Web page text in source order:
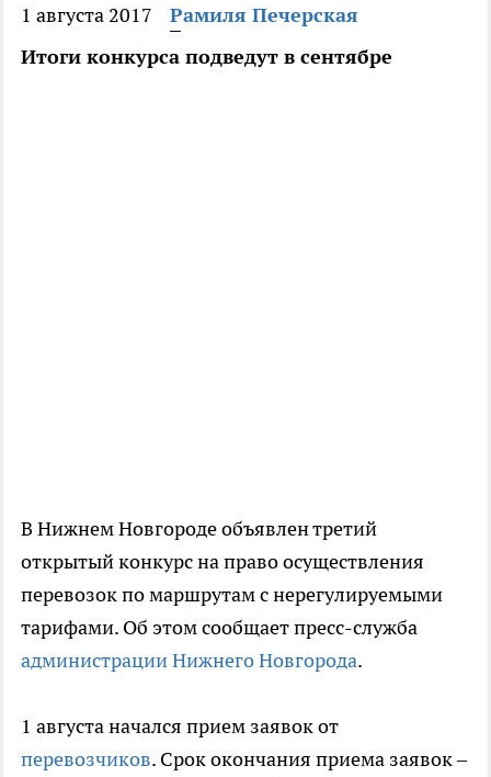
1 августа 2017
Рамиля Печерская
Итоги конкурса подведут в сентябре
В Нижнем Новгороде объявлен третий
открытый конкурс на право осуществления
перевозок по маршрутам с нерегулируемыми
тарифами. Об этом сообщает пресс-служба
администрации Нижнего Новгорода.
1 августа начался прием заявок от
перевозчиков. Срок окончания приема заявок –